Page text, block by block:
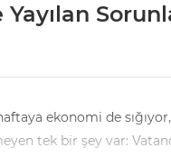
ekonomi de
tek bir şey var: